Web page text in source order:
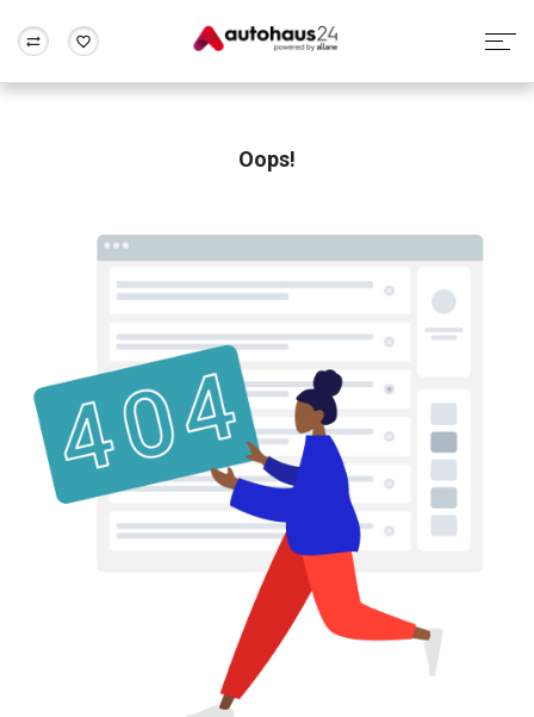
Rund um die Inzahlungnahme
Oops!